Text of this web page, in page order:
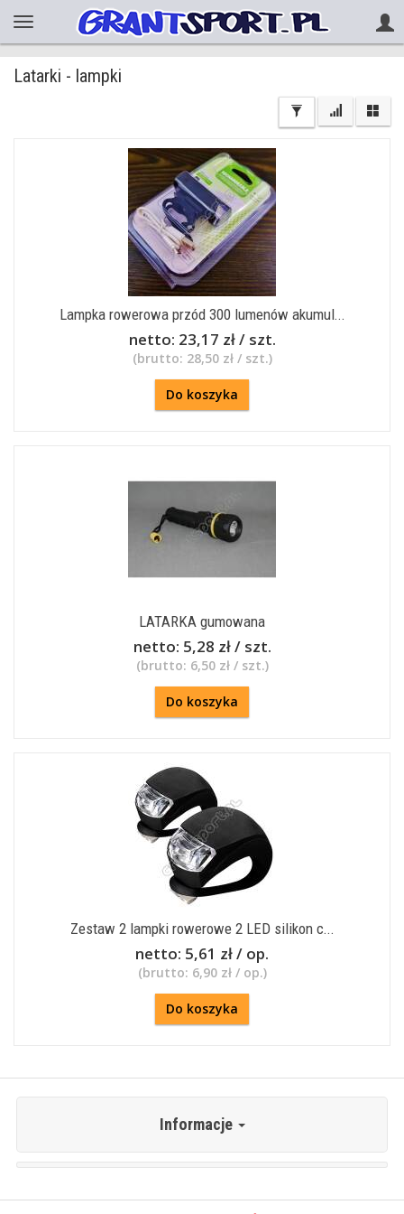
Latarki - lampki
Lampka rowerowa przód 300 lumenów akumul...
netto: 23,17 zł / szt.
(brutto: 28,50 zł / szt.)
Do koszyka
LATARKA gumowana
netto: 5,28 zł / szt.
(brutto: 6,50 zł / szt.)
Do koszyka
Zestaw 2 lampki rowerowe 2 LED silikon c...
netto: 5,61 zł / op.
(brutto: 6,90 zł / op.)
Do koszyka
Informacje